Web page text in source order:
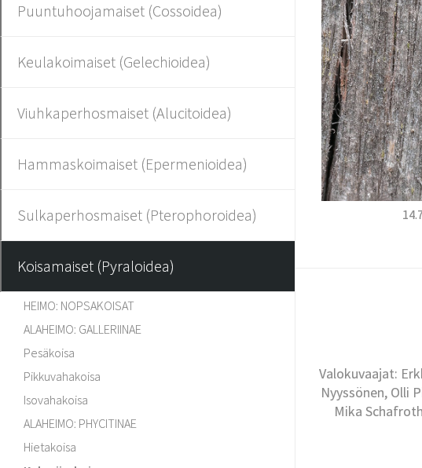
Puuntuhoojamaiset (Cossoidea)
Keulakoimaiset (Gelechioidea)
Viuhkaperhosmaiset (Alucitoidea)
Hammaskoimaiset (Epermenioidea)
Sulkaperhosmaiset (Pterophoroidea)
Koisamaiset (Pyraloidea)
HEIMO: NOPSAKOISAT
ALAHEIMO: GALLERIINAE
Pesäkoisa
Pikkuvahakoisa
Isovahakoisa
ALAHEIMO: PHYCITINAE
Hietakoisa
Valokuvaajat:
Nyyssönen, Olli
Mika